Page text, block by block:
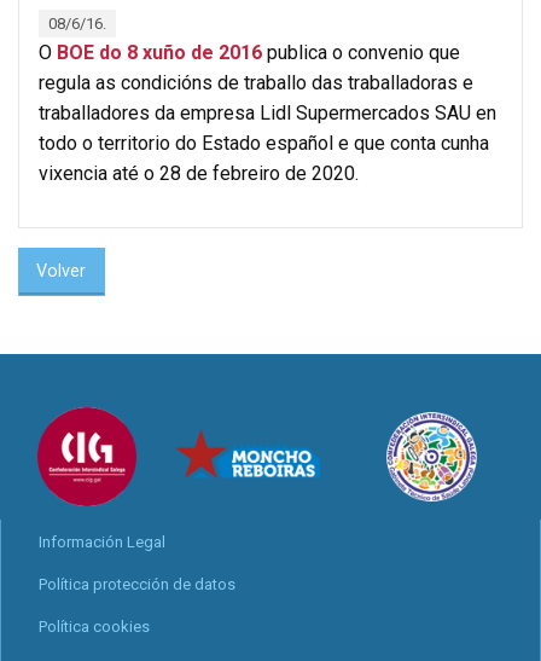
08/6/16.
O BOE do 8 xuño de 2016 publica o convenio que
regula as condicións de traballo das traballadoras e
traballadores da empresa Lidl Supermercados SAU en
todo o territorio do Estado español e que conta cunha
vixencia até o 28 de febreiro de 2020.
Volver
Información Legal
Política protección de datos
Política cookies